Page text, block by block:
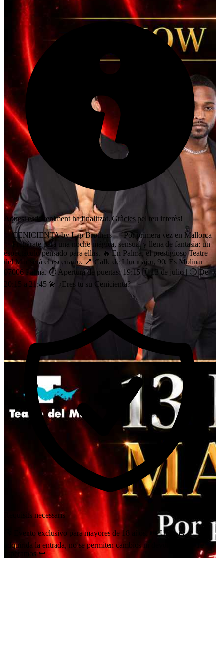
Aquest esdeveniment ha finalitzat. Gràcies pel teu interès!
✨ CENICIENTA by Lap Brothers — Por primera vez en Mallorca
✨ Prepárate para una noche mágica, sensual y llena de fantasía: un
espectáculo pensado para ellas. 🔥 En Palma, el prestigioso Teatre
del Mar será el escenario. 📍 Calle de Llucmajor, 90. Es Molinar
07006 Palma. ⏱️ Apertura de puertas: 19:15 🗓 13 de julio | 🕤 De
20:15 a 21:45 💫 ¿Eres tú su Cenicienta?
Requisits necessaris
🔞 Evento exclusivo para mayores de 18 años. 🎟️ Una vez
adquirida la entrada, no se permiten cambios ni devoluciones. Te
esperamos 🌹